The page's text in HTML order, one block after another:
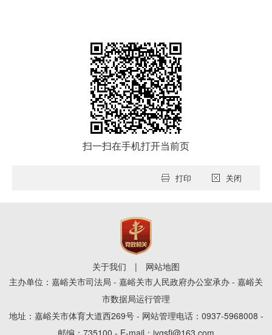
扫一扫在手机打开当前页
打印 关闭
关于我们 |
网站地图
主办单位：嘉峪关市司法局 - 嘉峪关市人民政府办公室承办 - 嘉峪关
市数据局运行管理
地址：嘉峪关市体育大道西269号 - 网站管理电话：0937-5968008 -